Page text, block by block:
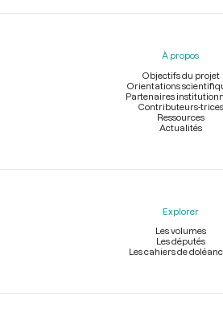
Menu
À propos
Objectifs du projet
Orientations
Partenaires
Contributeurs-trices
Ressources
Actualités
Explorer
Les volumes
Les députés
Les cahiers de